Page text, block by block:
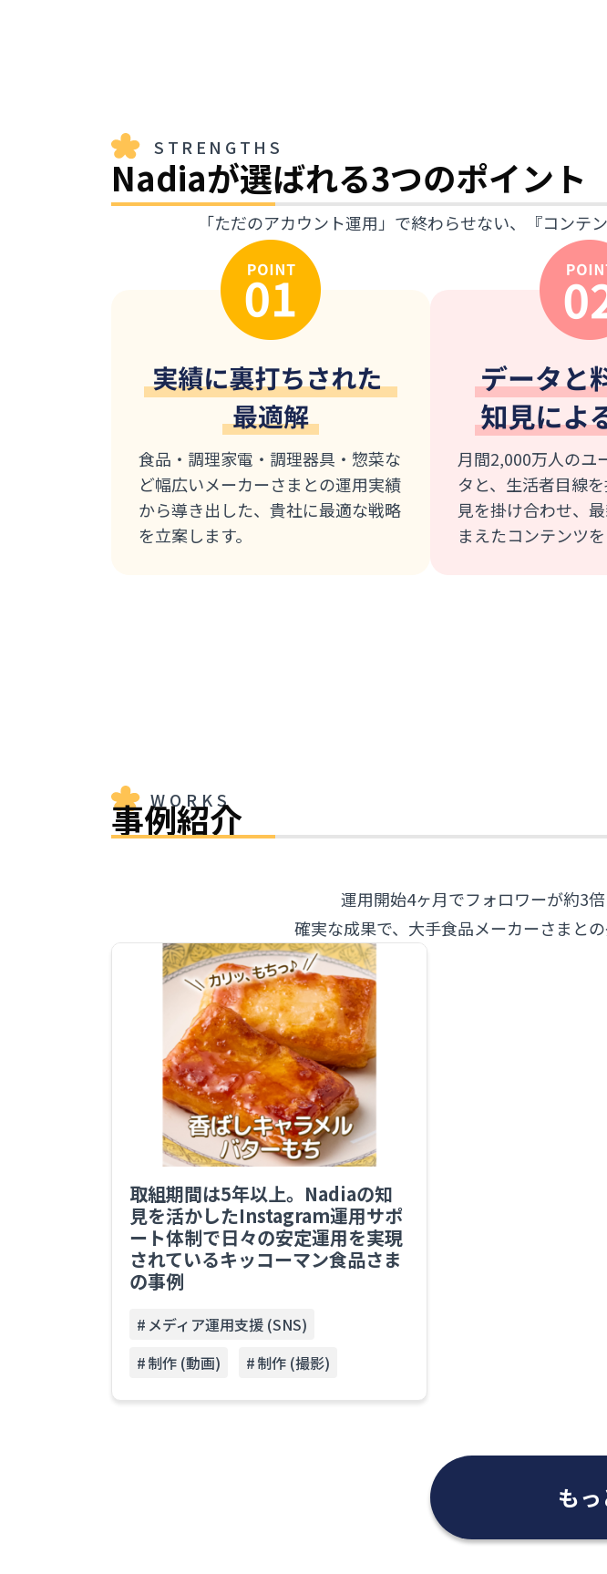
STRENGTHS
Nadiaが選ばれる3つのポイント
「ただのアカウント運用」で終わらせない、『コンテ
食品・調理家電・調理器具・惣菜な
ど幅広いメーカーさまとの運用実績
から導き出した、貴社に最適な戦略
を立案します。
月間2,000万人のユ
タと、生活者目線
見を掛け合わせ、
まえたコンテンツを
WORKS
事例紹介
運用開始4ヶ月でフォロワーが約3
確実な成果で、大手食品メーカーさまと
取組期間は5年以上。Nadiaの知
見を活かしたInstagram運用サポ
ート体制で日々の安定運用を実現
されているキッコーマン食品さま
の事例
メディア運用支援 (SNS)
制作 (動画)
制作 (撮影)
も